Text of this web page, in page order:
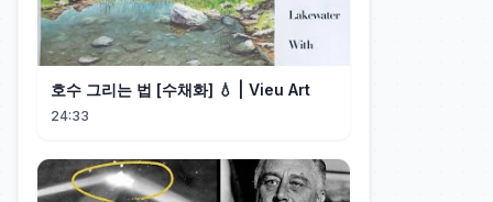
호수 그리는 법 [수채화] 💧 | Vieu Art
24:33